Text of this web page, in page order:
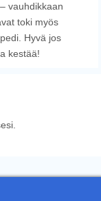
vauhdikkaan
toki myös
Hyvä jos
kestää!